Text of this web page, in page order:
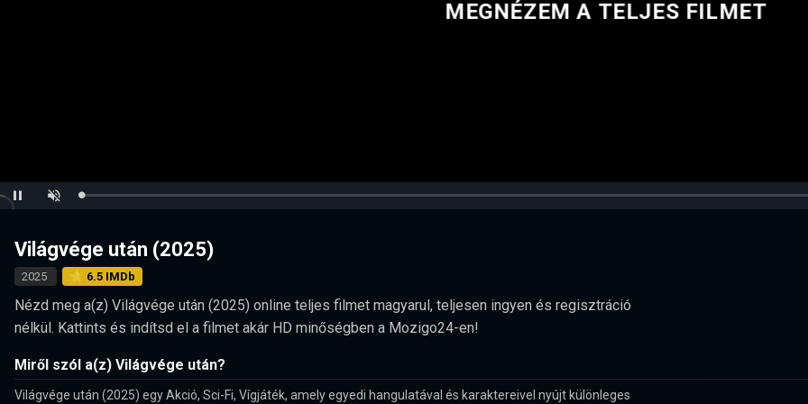
Pause UnmuteLoaded:
MEGNÉZEM A TELJES FILMET
Világvége után (2025)
2025 ⭐ 6.5 IMDb
Nézd meg a(z) Világvége után (2025) online teljes filmet magyarul, teljesen ingyen és regisztráció
nélkül. Kattints és indítsd el a filmet akár HD minőségben a Mozigo24-en!
Miről szól a(z) Világvége után?
Világvége után (2025) egy Akció, Sci-Fi, Vígjáték, amely egyedi hangulatával és karaktereivel nyújt különleges